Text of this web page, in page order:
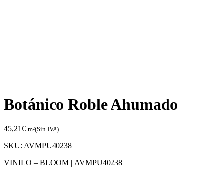
Botánico Roble Ahumado
45,21€ m²(Sin IVA)
SKU: AVMPU40238
VINILO – BLOOM | AVMPU40238